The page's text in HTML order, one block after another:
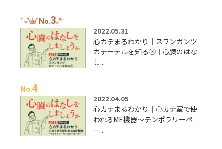
No.3
2022.05.31
心カテまるわかり｜スワンガンツ
カテーテルを知る③｜心臓のはな
し...
No.4
2022.04.05
心カテまるわかり｜心カテ室で使
われるME機器～テンポラリーペ
ー...